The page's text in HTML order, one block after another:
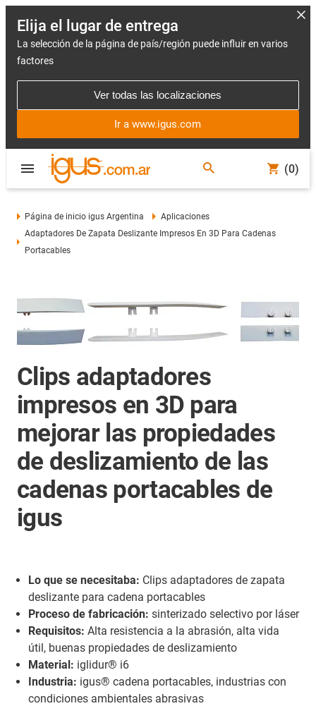
Elija el lugar de entrega
La selección de la página de país/región puede influir en varios
factores
Ver todas las localizaciones
Ir a www.igus.com
(0)
Página de inicio igus Argentina
Aplicaciones
Adaptadores De Zapata Deslizante Impresos En 3D Para Cadenas
Portacables
Clips adaptadores
impresos en 3D para
mejorar las propiedades
de deslizamiento de las
cadenas portacables de
igus
Lo que se necesitaba: Clips adaptadores de zapata
deslizante para cadena portacables
Proceso de fabricación: sinterizado selectivo por láser
Requisitos: Alta resistencia a la abrasión, alta vida
útil, buenas propiedades de deslizamiento
Material: iglidur® i6
Industria: igus® cadena portacables, industrias con
condiciones ambientales abrasivas